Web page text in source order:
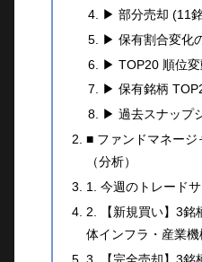
▶ 部分売却 (11
▶ 保有割合変化
▶ TOP20 順位変
▶ 保有銘柄
▶ 過去スナップ
■ ファンドマネージ
（分析）
1. 今週のトレード
2. 【新規買い】3
体インフラ・産業
3. 【完全売却】3